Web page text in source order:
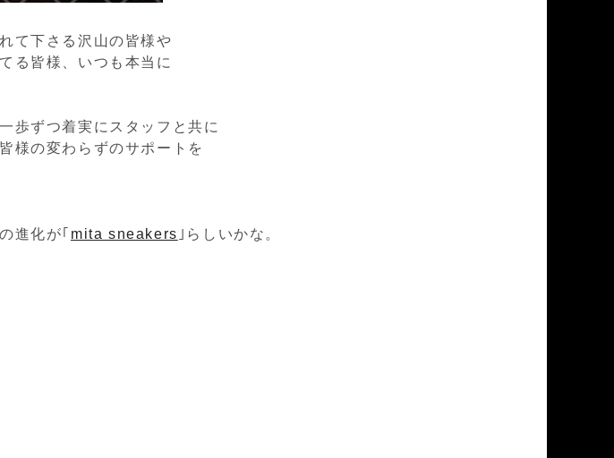
て下さる沢山の皆様や
る皆様、いつも本当に
歩ずつ着実にスタッフと共に
様の変わらずのサポートを
進化が｢ mita sneakers ｣らしいかな。